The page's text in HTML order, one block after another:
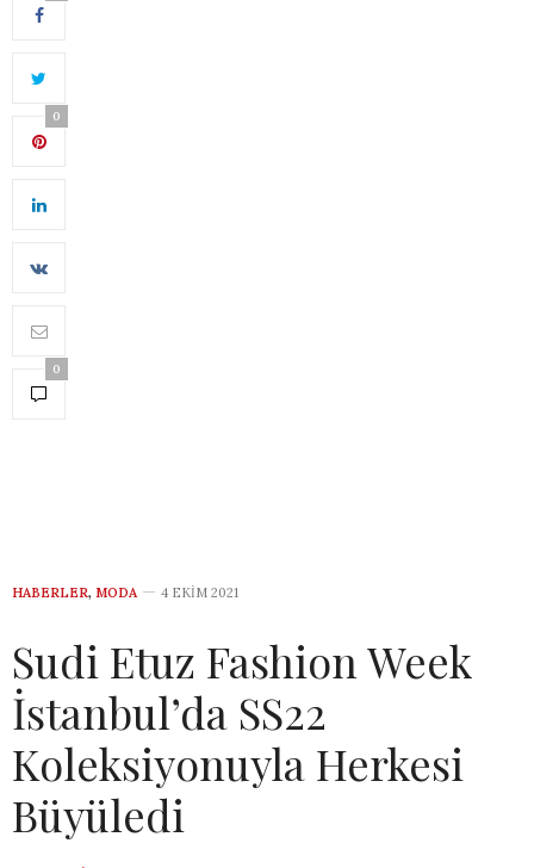
0
0
HABERLER, MODA 4 EKIM 2021
Sudi Etuz Fashion Week
İstanbul’da SS22
Koleksiyonuyla Herkesi
Büyüledi